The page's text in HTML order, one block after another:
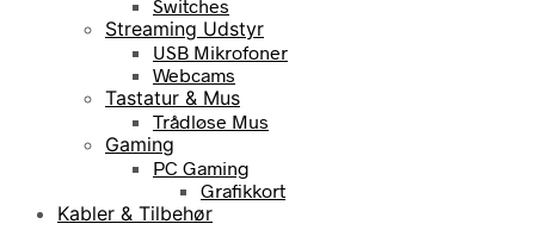
Switches
Streaming Udstyr
USB Mikrofoner
Webcams
Tastatur & Mus
Trådløse Mus
Gaming
PC Gaming
Grafikkort
Kabler & Tilbehør